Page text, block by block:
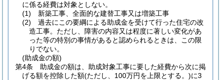
に係る経費は対象としない。
(1)
新築工事、全面的な建替工事又は増築工事
(2)
過去にこの要綱による助成金を受けて行った住宅の改
造工事。 ただし、障害の内容又は程度に著しい変化があ
った等の特別の事情があると認められるときは、この限
りでない。
(助成金の額)
第4条
助成金の額は、助成対象工事に要した経費から次に掲
げる額を控除した額(ただし、100万円を上限とする。)に3